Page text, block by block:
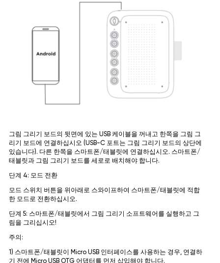
그림 그리기 보드의 뒷면에 있는 USB 케이블을 꺼내고 한쪽을 그림 그
리기 보드에 연결하십시오 (USB-C 포트는 그림 그리기 보드의 상단에
있습니다). 다른 한쪽을 스마트폰/태블릿에 연결하십시오. 스마트폰/
태블릿과 그림 그리기 보드를 세로로 배치해야 합니다.
단계 4: 모드 전환
모드 스위치 버튼을 위아래로 스와이프하여 스마트폰/태블릿에 적합
한 모드로 전환하십시오.
단계 5: 스마트폰/태블릿에서 그림 그리기 소프트웨어를 실행하고 그
림을 그리십시오!
주의:
1) 스마트폰/태블릿이 Micro USB 인터페이스를 사용하는 경우, 연결하
기 전에 Micro USB OTG 어댑터를 먼저 삽입해야 합니다.